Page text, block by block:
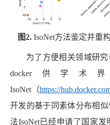
图2. IsoNet方法鉴定并重
为了方便相关领域研
docker供学术界
IsoNet （https://
开发的基于同素体分布相
法IsoNet已经申请了国家发